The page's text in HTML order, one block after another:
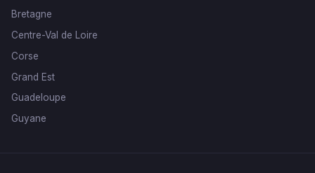
Bretagne
Centre-Val de Loire
Corse
Grand Est
Guadeloupe
Guyane